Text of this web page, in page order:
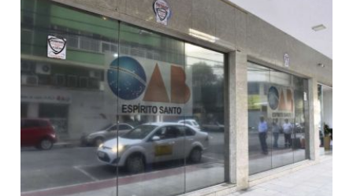
e
u
m
e
m
a
i